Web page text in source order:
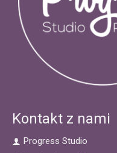
Kontakt z nami
Progress Studio